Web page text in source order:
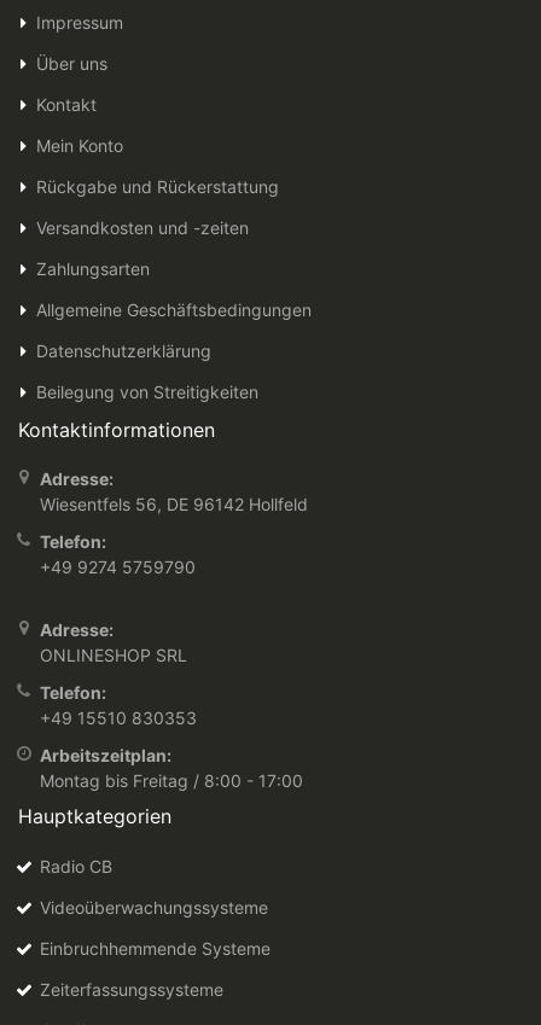
Impressum
Über uns
Kontakt
Mein Konto
Rückgabe und Rückerstattung
Versandkosten und -zeiten
Zahlungsarten
Allgemeine Geschäftsbedingungen
Datenschutzerklärung
Beilegung von Streitigkeiten
Kontaktinformationen
Adresse:
Wiesentfels 56, DE 96142 Hollfeld
Telefon:
+49 9274 5759790
Adresse:
ONLINESHOP SRL
Telefon:
+49 15510 830353
Arbeitszeitplan:
Montag bis Freitag / 8:00 - 17:00
Hauptkategorien
Radio CB
Videoüberwachungssysteme
Einbruchhemmende Systeme
Zeiterfassungssysteme